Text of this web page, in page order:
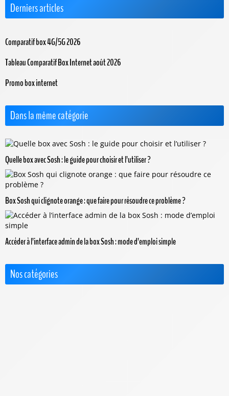
Derniers articles
Comparatif box 4G/5G 2026
Tableau Comparatif Box Internet août 2026
Promo box internet
Dans la même catégorie
Quelle box avec Sosh : le guide pour choisir et l’utiliser ?
Box Sosh qui clignote orange : que faire pour résoudre ce problème ?
Accéder à l’interface admin de la box Sosh : mode d’emploi simple
Nos catégories